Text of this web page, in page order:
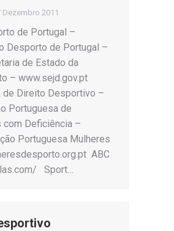
Dezembro 2011
de Portugal –
Desporto de Portugal –
de Estado da
– www.sejd.gov.pt
Direito Desportivo –
Portuguesa de
Deficiência –
Portuguesa Mulheres
ABC
Sport…